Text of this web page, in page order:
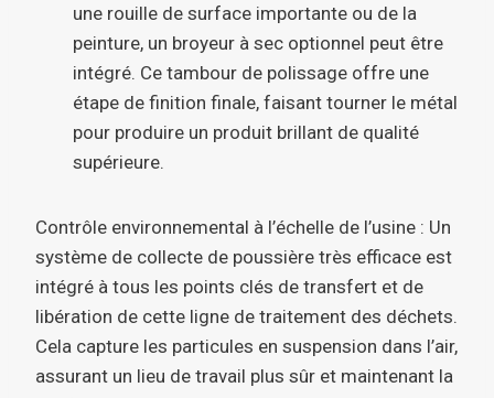
une rouille de surface importante ou de la
peinture, un broyeur à sec optionnel peut être
intégré. Ce tambour de polissage offre une
étape de finition finale, faisant tourner le métal
pour produire un produit brillant de qualité
supérieure.
Contrôle environnemental à l’échelle de l’usine : Un
système de collecte de poussière très efficace est
intégré à tous les points clés de transfert et de
libération de cette ligne de traitement des déchets.
Cela capture les particules en suspension dans l’air,
assurant un lieu de travail plus sûr et maintenant la